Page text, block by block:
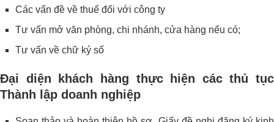
Các vấn đề về thuế đối với công ty
Tư vấn mở văn phòng, chi nhánh, cửa hàng nếu có;
Tư vấn về chữ ký số
Đại diện khách hàng thực hiện các thủ tục
Thành lập doanh nghiệp